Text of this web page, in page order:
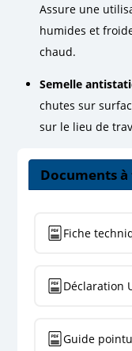
Assure une
humides et
chaud.
Semelle
chutes sur
sur le lieu de
Documents
Fiche
Déclaration
Guide